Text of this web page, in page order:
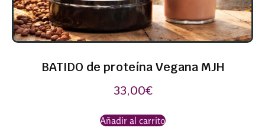
BATIDO de proteína Vegana MJH
33,00€
Añadir al carrito